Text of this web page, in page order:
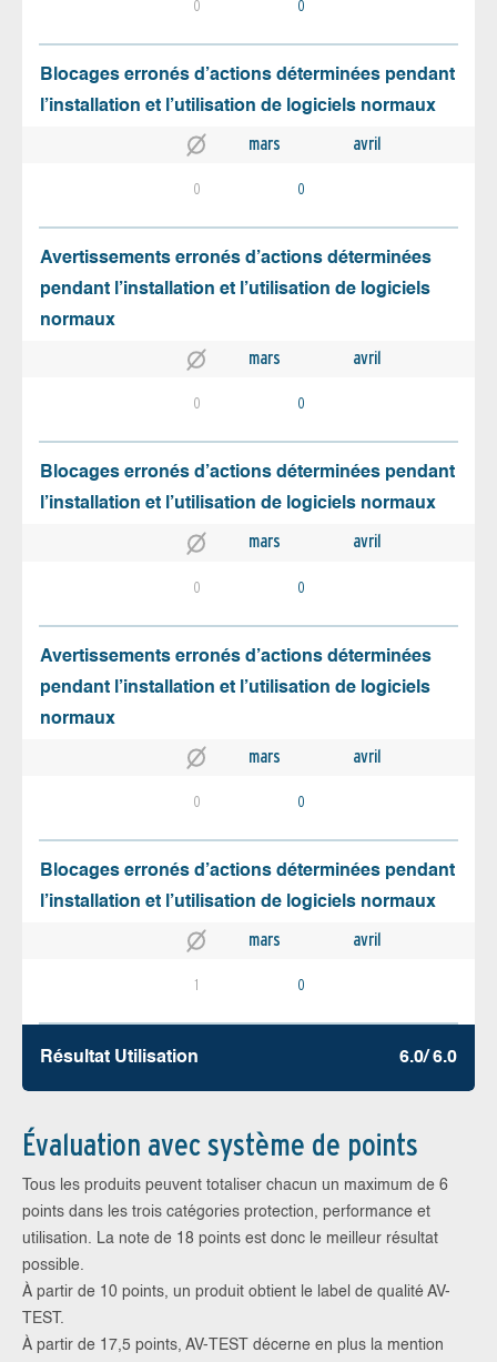
0 0
Blocages erronés d’actions déterminées pendant
l’installation et l’utilisation de logiciels normaux
mars avril
0 0
Avertissements erronés d’actions déterminées
pendant l’installation et l’utilisation de logiciels
normaux
mars avril
0 0
Blocages erronés d’actions déterminées pendant
l’installation et l’utilisation de logiciels normaux
mars avril
0 0
Avertissements erronés d’actions déterminées
pendant l’installation et l’utilisation de logiciels
normaux
mars avril
0 0
Blocages erronés d’actions déterminées pendant
l’installation et l’utilisation de logiciels normaux
mars avril
1 0
Résultat Utilisation 6.0/ 6.0
Évaluation avec système de points
Tous les produits peuvent totaliser chacun un maximum de 6
points dans les trois catégories protection, performance et
utilisation. La note de 18 points est donc le meilleur résultat
possible.
À partir de 10 points, un produit obtient le label de qualité AV-
TEST.
À partir de 17,5 points, AV-TEST décerne en plus la mention